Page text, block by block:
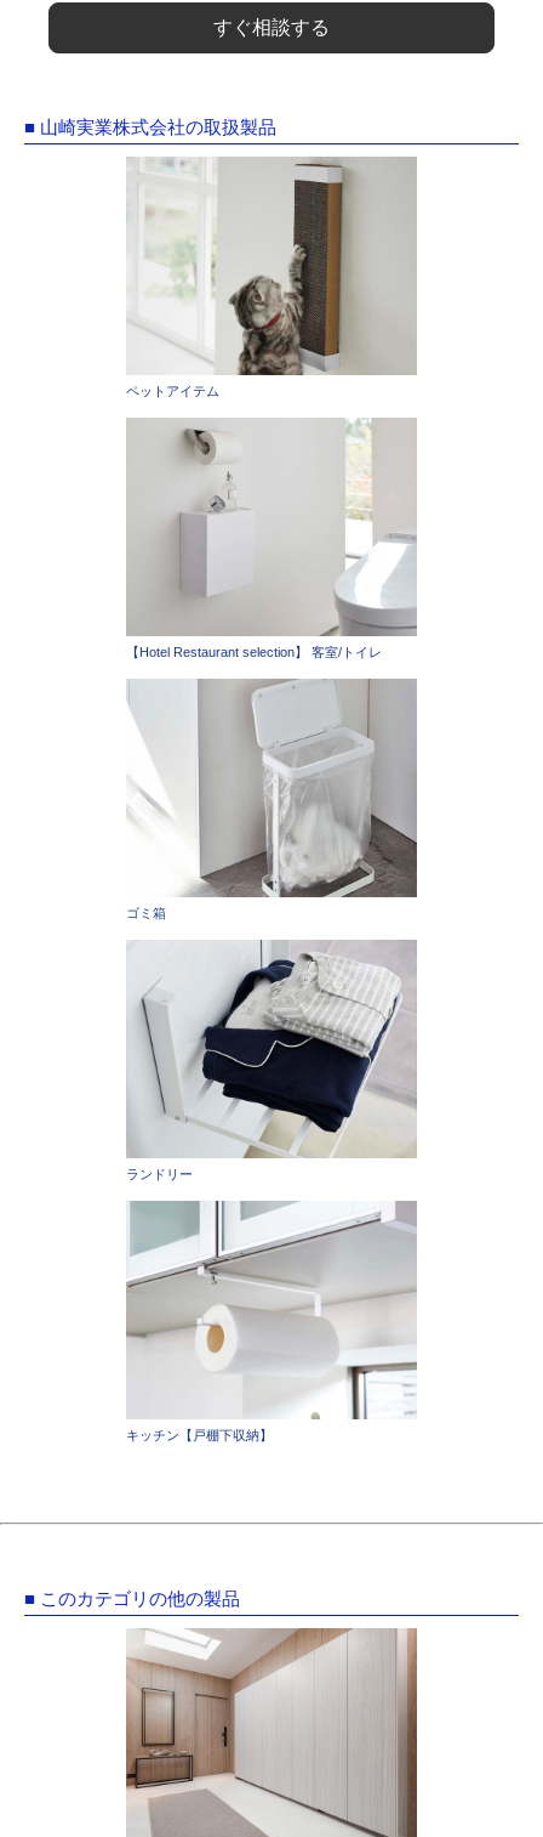
すぐ相談する
■ 山崎実業株式会社の取扱製品
ペットアイテム
【Hotel Restaurant selection】 客室/トイレ
ゴミ箱
ランドリー
キッチン【戸棚下収納】
■ このカテゴリの他の製品